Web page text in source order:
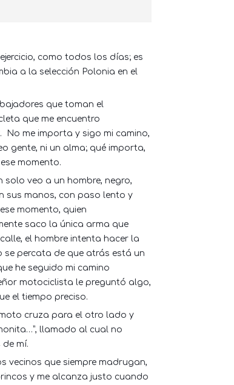
como todos los días; es
a la selección Polonia en el
que toman el
que me encuentro
No me importa y sigo mi camino,
gente, ni un alma; qué importa,
momento.
veo a un hombre, negro,
sus manos, con paso lento y
momento, quien
saco la única arma que
el hombre intenta hacer la
se percata de que atrás está un
he seguido mi camino
motociclista le preguntó algo,
el tiempo preciso.
cruza para el otro lado y
llamado al cual no
mí.
vecinos que siempre madrugan,
y me alcanza justo cuando